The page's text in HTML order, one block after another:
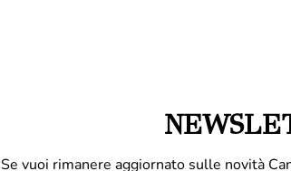
Se vuoi rimanere aggiornato sulle novità